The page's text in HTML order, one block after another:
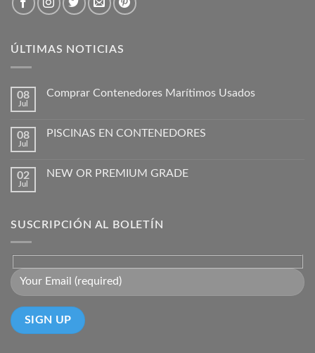
ÚLTIMAS NOTICIAS
08
Jul
Comprar Contenedores Marítimos Usados
08
Jul
PISCINAS EN CONTENEDORES
02
Jul
NEW OR PREMIUM GRADE
SUSCRIPCIÓN AL BOLETÍN